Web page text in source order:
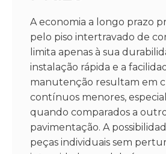
A economia a longo prazo
pelo piso intertravado de
limita apenas à sua
instalação rápida e a
manutenção resultam em
contínuos menores,
quando comparados a
pavimentação. A
peças individuais sem